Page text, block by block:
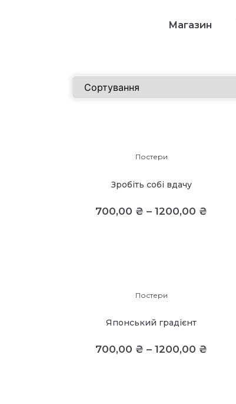
Магазин
Постери
Зробіть собі вдачу
700,00 ₴ –1200,00 ₴
Постери
Японський градієнт
700,00 ₴ –1200,00 ₴